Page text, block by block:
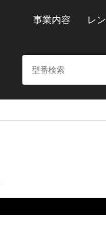
事業内容 レ